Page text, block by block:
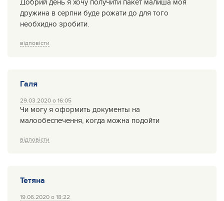
Добрий день я хочу получити пакет малиша моя
дружина в серпни буде рожати до для того
необхидно зробити.
відповісти
Галя
29.03.2020 о 16:05
Чи могу я оформить документы на
малообеспечення, когда можна подойти
відповісти
Тетяна
19.06.2020 о 18:22